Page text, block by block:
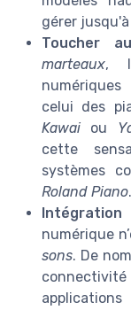
gérer
Toucher
marteaux,
celui des
Kawai ou
cette
systèmes
Roland Piano.
numérique
sons. De